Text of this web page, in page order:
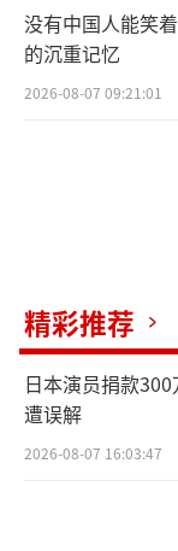
没有中国人能笑
的沉重记忆
2026-08-07 09:21:01
精彩推荐
日本演员捐款
遭误解
2026-08-07 16:03:47